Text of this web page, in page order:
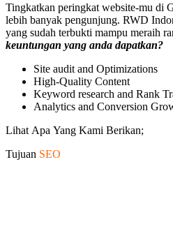
Tingkatkan peringkat website-mu di
lebih banyak pengunjung. RWD
yang sudah terbukti mampu meraih
keuntungan yang anda dapatkan?
Site audit and Optimizations
High-Quality Content
Keyword research and Rank
Analytics and Conversion
Lihat Apa Yang Kami Berikan;
Tujuan SEO